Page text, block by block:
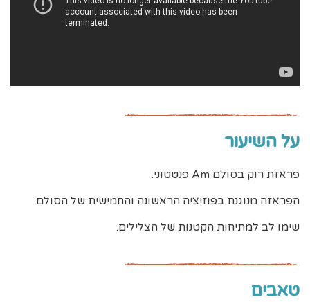
על השיעור
פראזת רוק בסולם Am פנטטוני.
הפראזה מנוגנת בפוזיציה הראשונה והחמישית של הסולם.
שימו לב למתיחות הקטנות של הצלילים.
טאבים